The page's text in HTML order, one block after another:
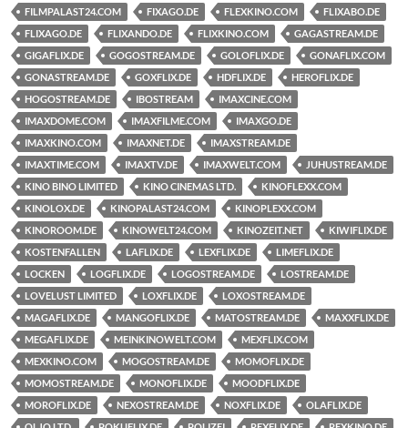
FILMPALAST24.COM
FIXAGO.DE FLEXKINO.COM
FLIXABO.DE
FLIXAGO.DE
FLIXANDO.DE FLIXKINO.COM
GAGASTREAM.DE
GIGAFLIX.DE
GOGOSTREAM.DE GOLOFLIX.DE
GONAFLIX.COM
GONASTREAM.DE
GOXFLIX.DE HDFLIX.DE
HEROFLIX.DE
HOGOSTREAM.DE
IBOSTREAM
IMAXCINE.COM
IMAXDOME.COM
IMAXFILME.COM
IMAXGO.DE
IMAXKINO.COM
IMAXNET.DE
IMAXSTREAM.DE
IMAXTIME.COM
IMAXTV.DE IMAXWELT.COM
JUHUSTREAM.DE
KINO BINO LIMITED
KINO CINEMAS LTD.
KINOFLEXX.COM
KINOLOX.DE
KINOPALAST24.COM
KINOPLEXX.COM
KINOROOM.DE
KINOWELT24.COM KINOZEIT.NET
KIWIFLIX.DE
KOSTENFALLEN
LAFLIX.DE LEXFLIX.DE
LIMEFLIX.DE
LOCKEN
LOGFLIX.DE LOGOSTREAM.DE
LOSTREAM.DE
LOVELUST LIMITED
LOXFLIX.DE
LOXOSTREAM.DE
MAGAFLIX.DE
MANGOFLIX.DE MATOSTREAM.DE
MAXXFLIX.DE
MEGAFLIX.DE
MEINKINOWELT.COM
MEXFLIX.COM
MEXKINO.COM
MOGOSTREAM.DE
MOMOFLIX.DE
MOMOSTREAM.DE
MONOFLIX.DE
MOODFLIX.DE
MOROFLIX.DE
NEXOSTREAM.DE NOXFLIX.DE
OLAFLIX.DE